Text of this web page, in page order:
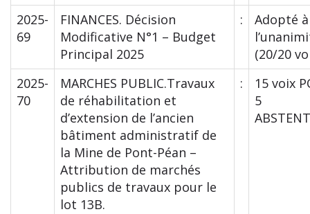
2025-
69
FINANCES. Décision
Modificative N°1 – Budget
Principal 2025
:
Adopté à
(20/20
2025-
70
MARCHES PUBLIC.Travaux
de réhabilitation et
d’extension de l’ancien
bâtiment administratif de
la Mine de Pont-Péan –
Attribution de marchés
publics de travaux pour le
lot 13B.
:
15 voix
5